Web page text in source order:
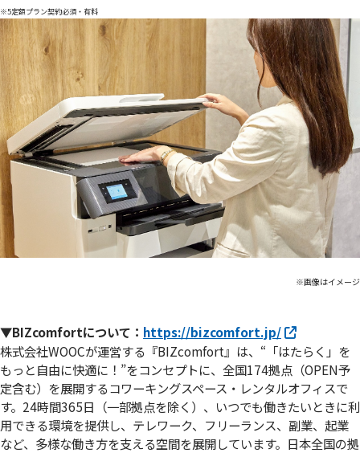
※5定額プラン契約必須・有料
※画像はイメージ
▼BIZcomfortについて： https://bizcomfort.jp/
株式会社WOOCが運営する『BIZcomfort』は、“「はたらく」を
もっと自由に快適に！”をコンセプトに、全国174拠点（OPEN予
定含む）を展開するコワーキングスペース・レンタルオフィスで
す。24時間365日（一部拠点を除く）、いつでも働きたいときに利
用できる環境を提供し、テレワーク、フリーランス、副業、起業
など、多様な働き方を支える空間を展開しています。日本全国の拠